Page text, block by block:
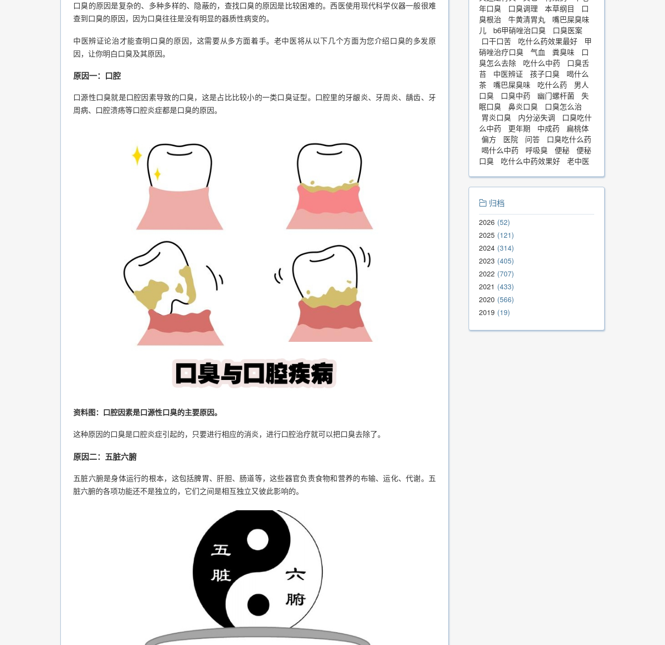
口臭的原因是复杂的、多种多样的、隐蔽的，查找口臭的原因是比较困难的。西医使用现代科学仪器一般很难
查到口臭的原因，因为口臭往往是没有明显的器质性病变的。
中医辨证论治才能查明口臭的原因，这需要从多方面着手。老中医将从以下几个方面为您介绍口臭的多发原
因，让你明白口臭及其原因。
原因一：口腔
口源性口臭就是口腔因素导致的口臭，这是占比比较小的一类口臭证型。口腔里的牙龈炎、牙周炎、龋齿、牙
周病、口腔溃疡等口腔炎症都是口臭的原因。
资料图：口腔因素是口源性口臭的主要原因。
这种原因的口臭是口腔炎症引起的，只要进行相应的消炎，进行口腔治疗就可以把口臭去除了。
原因二：五脏六腑
五脏六腑是身体运行的根本，这包括脾胃、肝胆、肠道等，这些器官负责食物和营养的布输、运化、代谢。五
脏六腑的各项功能还不是独立的，它们之间是相互独立又彼此影响的。
年口臭
口臭调理 本草纲目
口
臭根治
牛黄清胃丸
嘴巴屎臭味
儿
b6甲硝唑治口臭
口臭医案
口干口苦
吃什么药效果最好
甲
硝唑治疗口臭
气血 粪臭味
口
臭怎么去除
吃什么中药
口臭舌
苔
中医辨证 孩子口臭
喝什么
茶
嘴巴屎臭味 吃什么药
男人
口臭
口臭中药 幽门螺杆菌
失
眠口臭
鼻炎口臭
口臭怎么治
胃炎口臭
内分泌失调
口臭吃什
么中药
更年期 中成药
扁桃体
偏方
医院 问答
口臭吃什么药
喝什么中药
呼吸臭 便秘
便秘
口臭
吃什么中药效果好 老中医
归档
2026 52
2025 121
2024 314
2023 405
2022 707
2021
433
2020 566
2019 19